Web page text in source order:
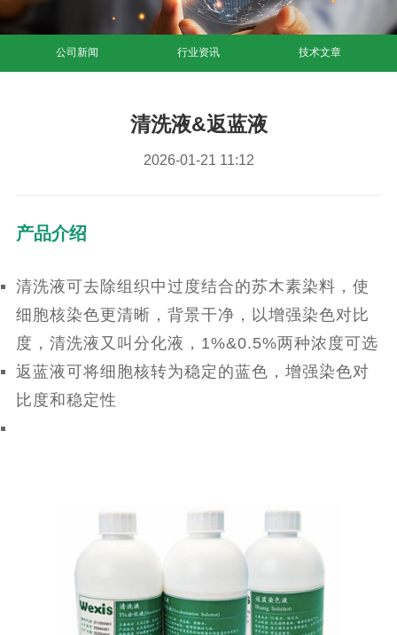
公司新闻 行业资讯 技术文章
清洗液&返蓝液
2026-01-21 11:12
产品介绍
清洗液可去除组织中过度结合的苏木素染料，使
细胞核染色更清晰，背景干净，以增强染色对比
度，清洗液又叫分化液，1%&0.5%两种浓度可选
返蓝液可将细胞核转为稳定的蓝色，增强染色对
比度和稳定性